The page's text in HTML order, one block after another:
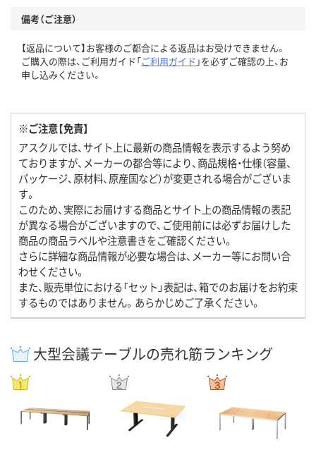
備考（ご注意）
【返品について】お客様のご都合による返品はお受けできません。
ご購入の際は、ご利用ガイド「ご利用ガイド 」を必ずご確認の上、お
申し込みください。
※ご注意【免責】
アスクルでは、サイト上に最新の商品情報を表示するよう努め
ておりますが、メーカーの都合等により、商品規格・仕様（容量、
パッケージ、原材料、原産国など）が変更される場合がございま
す。
このため、実際にお届けする商品とサイト上の商品情報の表記
が異なる場合がございますので、ご使用前には必ずお届けした
商品の商品ラベルや注意書きをご確認ください。
さらに詳細な商品情報が必要な場合は、メーカー等にお問い合
わせください。
また、販売単位における「セット」表記は、箱でのお届けをお約束
するものではありません。あらかじめご了承ください。
大型会議テーブルの売れ筋ランキング